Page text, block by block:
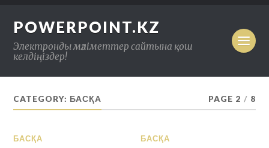
POWERPOINT.KZ
Электронды мәліметтер сайтына қош
келдіңіздер!
CATEGORY: БАСҚА PAGE 2 / 8
БАСҚА БАСҚА